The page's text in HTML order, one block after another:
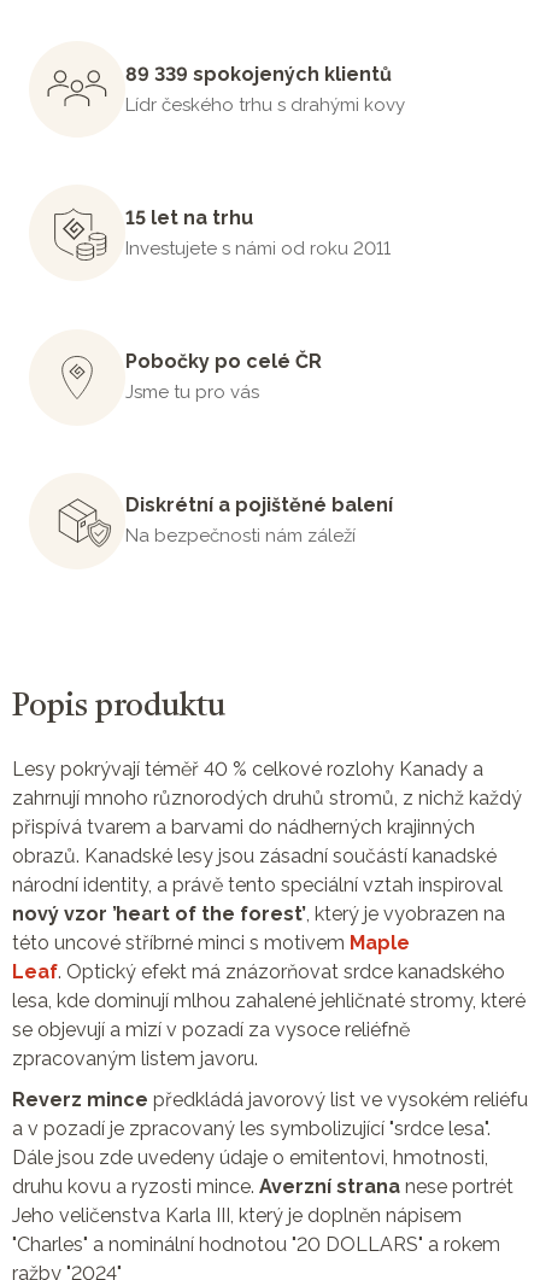
89 339 spokojených klientů
Lídr českého trhu s drahými kovy
15 let na trhu
Investujete s námi od roku 2011
Pobočky po celé ČR
Jsme tu pro vás
Diskrétní a pojištěné balení
Na bezpečnosti nám záleží
Popis produktu
Lesy pokrývají téměř 40 % celkové rozlohy Kanady a
zahrnují mnoho různorodých druhů stromů, z nichž každý
přispívá tvarem a barvami do nádherných krajinných
obrazů. Kanadské lesy jsou zásadní součástí kanadské
národní identity, a právě tento speciální vztah inspiroval
nový vzor ’heart of the forest’, který je vyobrazen na
této uncové stříbrné minci s motivem Maple
Leaf. Optický efekt má znázorňovat srdce kanadského
lesa, kde dominují mlhou zahalené jehličnaté stromy, které
se objevují a mizí v pozadí za vysoce reliéfně
zpracovaným listem javoru.
Reverz mince předkládá javorový list ve vysokém reliéfu
a v pozadí je zpracovaný les symbolizující "srdce lesa".
Dále jsou zde uvedeny údaje o emitentovi, hmotnosti,
druhu kovu a ryzosti mince. Averzní strana nese portrét
Jeho veličenstva Karla III, který je doplněn nápisem
"Charles" a nominální hodnotou "20 DOLLARS" a rokem
ražby "2024"